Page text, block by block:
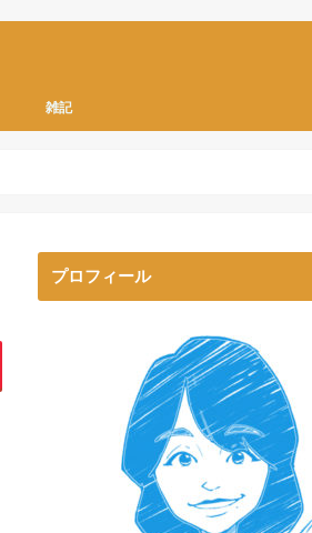
雑記
プロフィール